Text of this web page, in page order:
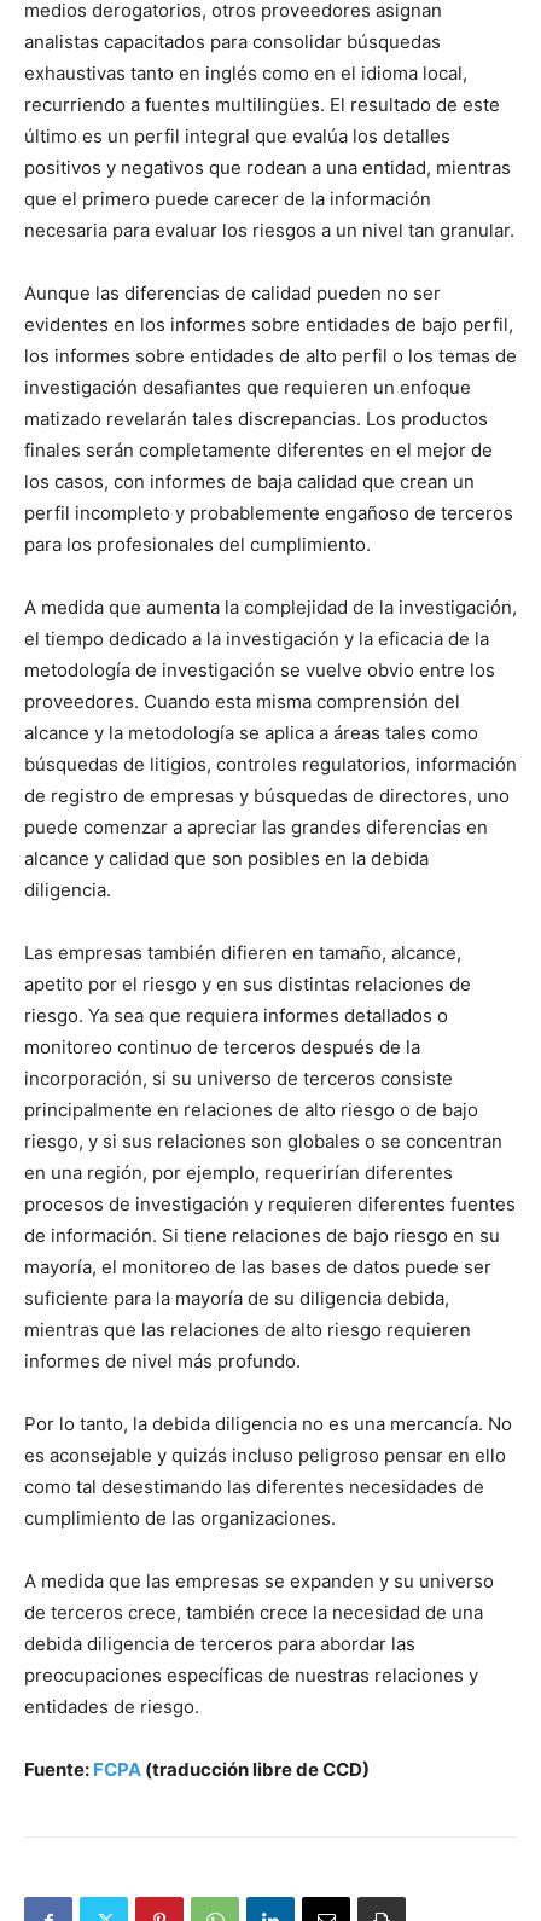
medios derogatorios, otros proveedores asignan
analistas capacitados para consolidar búsquedas
exhaustivas tanto en inglés como en el idioma local,
recurriendo a fuentes multilingües. El resultado de este
último es un perfil integral que evalúa los detalles
positivos y negativos que rodean a una entidad, mientras
que el primero puede carecer de la información
necesaria para evaluar los riesgos a un nivel tan granular.
Aunque las diferencias de calidad pueden no ser
evidentes en los informes sobre entidades de bajo perfil,
los informes sobre entidades de alto perfil o los temas de
investigación desafiantes que requieren un enfoque
matizado revelarán tales discrepancias. Los productos
finales serán completamente diferentes en el mejor de
los casos, con informes de baja calidad que crean un
perfil incompleto y probablemente engañoso de terceros
para los profesionales del cumplimiento.
A medida que aumenta la complejidad de la investigación,
el tiempo dedicado a la investigación y la eficacia de la
metodología de investigación se vuelve obvio entre los
proveedores. Cuando esta misma comprensión del
alcance y la metodología se aplica a áreas tales como
búsquedas de litigios, controles regulatorios, información
de registro de empresas y búsquedas de directores, uno
puede comenzar a apreciar las grandes diferencias en
alcance y calidad que son posibles en la debida
diligencia.
Las empresas también difieren en tamaño, alcance,
apetito por el riesgo y en sus distintas relaciones de
riesgo. Ya sea que requiera informes detallados o
monitoreo continuo de terceros después de la
incorporación, si su universo de terceros consiste
principalmente en relaciones de alto riesgo o de bajo
riesgo, y si sus relaciones son globales o se concentran
en una región, por ejemplo, requerirían diferentes
procesos de investigación y requieren diferentes fuentes
de información. Si tiene relaciones de bajo riesgo en su
mayoría, el monitoreo de las bases de datos puede ser
suficiente para la mayoría de su diligencia debida,
mientras que las relaciones de alto riesgo requieren
informes de nivel más profundo.
Por lo tanto, la debida diligencia no es una mercancía. No
es aconsejable y quizás incluso peligroso pensar en ello
como tal desestimando las diferentes necesidades de
cumplimiento de las organizaciones.
A medida que las empresas se expanden y su universo
de terceros crece, también crece la necesidad de una
debida diligencia de terceros para abordar las
preocupaciones específicas de nuestras relaciones y
entidades de riesgo.
Fuente: FCPA (traducción libre de CCD)